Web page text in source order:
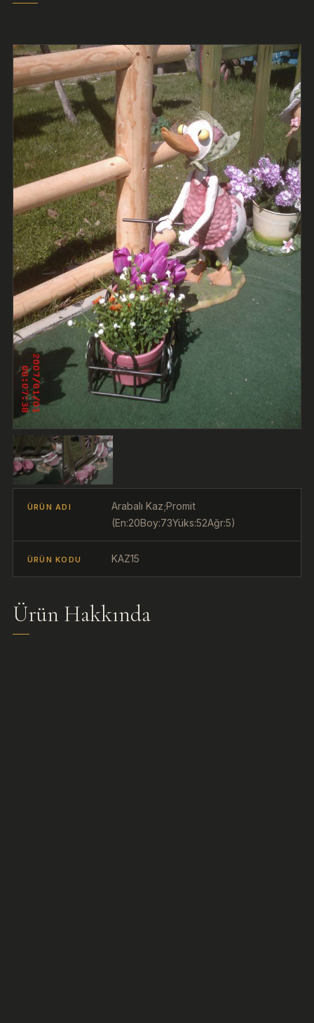
ÜRÜN ADI
Arabalı Kaz;Promit
(En:20Boy:73Yüks:52Ağr:5)
ÜRÜN KODU KAZ15
Ürün Hakkında